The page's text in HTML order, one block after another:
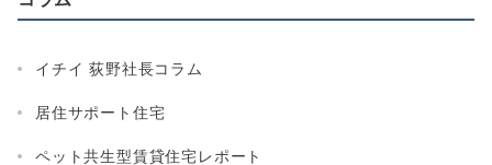
イチイ 荻野社長コラム
居住サポート住宅
ペット共生型賃貸住宅レポート